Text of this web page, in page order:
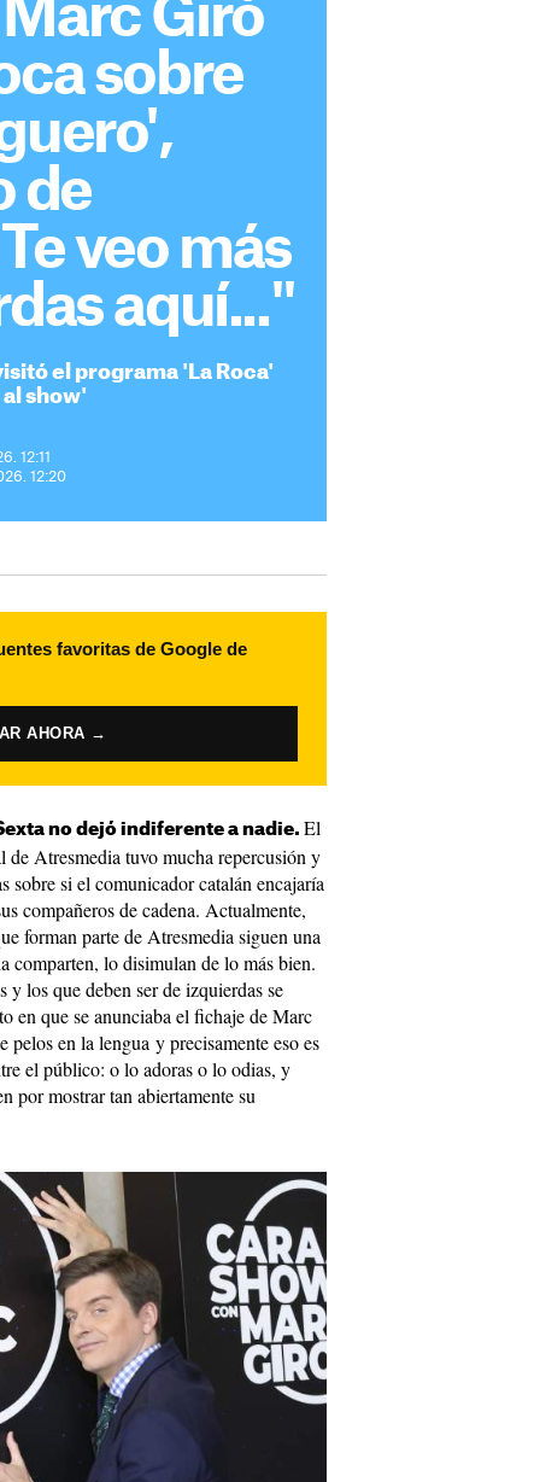
Giró
sobre
de
veo más
aquí..."
el programa 'La Roca'
show'
12:11
12:20
favoritas de Google de
AHORA →
no dejó indiferente a nadie. El
de Atresmedia tuvo mucha repercusión y
sobre si el comunicador catalán encajaría
compañeros de cadena. Actualmente,
forman parte de Atresmedia siguen una
comparten, lo disimulan de lo más bien.
y los que deben ser de izquierdas se
en que se anunciaba el fichaje de Marc
en la lengua y precisamente eso es
el público: o lo adoras o lo odias, y
por mostrar tan abiertamente su